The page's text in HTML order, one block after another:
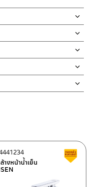
31.5x 23.50 x5 ซม. น้ำ
แบบชั้นเดียว สีMATT
ารกัดกร่อนสูง และไม่ขึ้น
ามแข็งแรง การออกแบบ
ากการใช้งานปกติ เช่นไม่
ำหมาดๆแล้วเช็ดให้แห้ง
ทำความสะอาด ขัดหรือถู
ราคา เคลียร์สต็อก
างหน้าน้ำเย็น